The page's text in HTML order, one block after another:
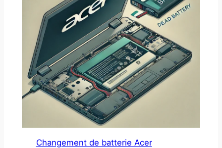
Changement de batterie Acer